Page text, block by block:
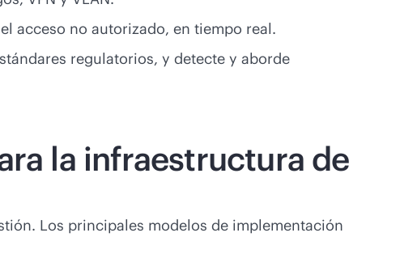
acceso no autorizado, en tiempo real.
regulatorios, y detecte y aborde
la infraestructura de
Los principales modelos de implementación